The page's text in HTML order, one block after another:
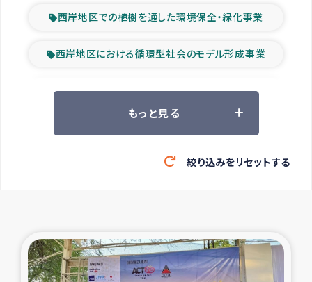
西岸地区での植樹を通した環境保全・緑化事業
西岸地区における循環型社会のモデル形成事業
ツアー参加者の声
緊急救援の時代
東ティモール豪雨緊急支援
大雨による洪水被災者支援
もっと見る
絞り込みをリセットする